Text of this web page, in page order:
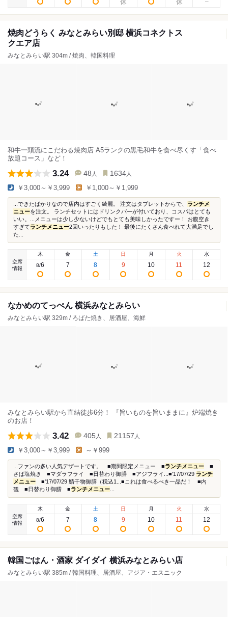
焼肉どうらく みなとみらい別邸 横浜コネクトス
クエア店
みなとみらい駅 304m / 焼肉、韓国料理
和牛一頭流にこだわる焼肉店 A5ランクの黒毛和牛を食べ尽くす「食べ
放題コース」など！
3.24 48 人 1634 人
￥3,000～￥3,999 ￥1,000～￥1,999
...できたばかりなので店内はすごく綺麗。 注文はタブレットからで、 ランチメ
ニューを注文。 ランチセットにはドリンクバーが付いており、コスパはとても
いい。...メニューは少し少ないけどでもとても美味しかったですー！ お腹空き
すぎてランチメニュー2回いったりもした！ 最後にたくさん食べれて大満足でし
た...
空席
情報
木
8/6
金
7
土
8
日
9
月
10
火
11
水
12
なかめのてっぺん 横浜みなとみらい
みなとみらい駅 329m / ろばた焼き、居酒屋、海鮮
みなとみらい駅から直結徒歩6分！ 『旨いものを旨いままに』炉端焼き
のお店！
3.42 405 人 21157 人
￥3,000～￥3,999 ～￥999
...ファンの多い人気デザートです。 ■期間限定メニュー ■ランチメニュー ■
さば塩焼き ■マダラフライ ■日替わり御膳 ■アジフライ...■'17/07/29 ランチ
メニュー ■'17/07/29 鯖干物御膳（税込1...■これは食べるべき一品だ！ ■内
観 ■日替わり御膳 ■ランチメニュー
空席
情報
木
8/6
金
7
土
8
日
9
月
10
火
11
水
12
韓国ごはん・酒家 ダイダイ 横浜みなとみらい店
みなとみらい駅 385m / 韓国料理、居酒屋、アジア・エスニック